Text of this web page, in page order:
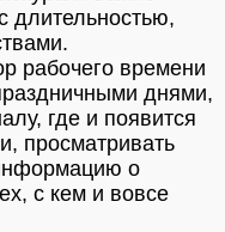
длительностью,
рабочего времени
днями,
где и появится
просматривать
о
с кем и вовсе